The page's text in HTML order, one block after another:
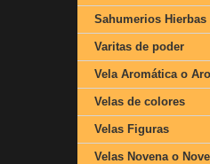
Sahumerios Hierbas
Varitas de poder
Vela Aromática o
Velas de colores
Velas Figuras
Velas Novena o